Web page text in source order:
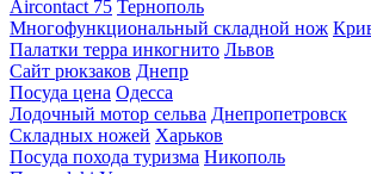
Aircontact 75 Тернополь
Многофункциональный складной нож
Палатки терра инкогнито Львов
Сайт рюкзаков Днепр
Посуда цена Одесса
Лодочный мотор сельва Днепропетровск
Складных ножей Харьков
Посуда похода туризма Никополь